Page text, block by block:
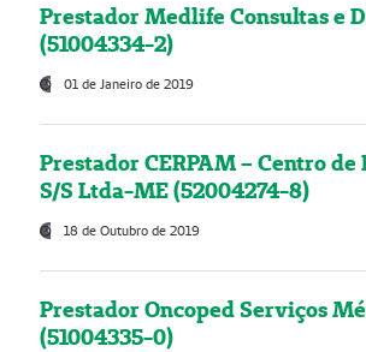
Prestador Medlife Consultas e
(51004334-2)
01 de Janeiro de 2019
Prestador CERPAM – Centro de
S/S Ltda-ME (52004274-8)
18 de Outubro de 2019
Prestador Oncoped Serviços
(51004335-0)